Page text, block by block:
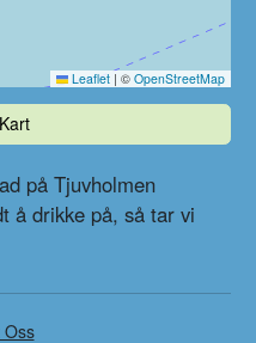
Leaflet | © OpenStreetMap
på Tjuvholmen
å drikke på, så tar vi
Oss